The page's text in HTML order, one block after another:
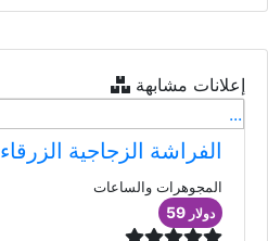
إعلانات مشابهة
الفراشة الزجاجية الزرقاء
المجوهرات والساعات
59 دولار